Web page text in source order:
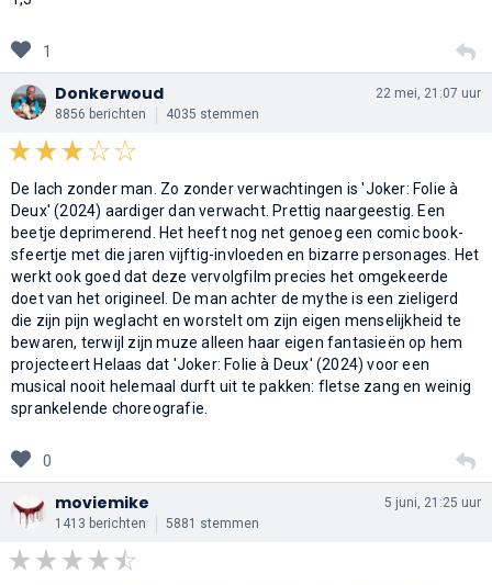
1
Donkerwoud
8856 berichten 4035 stemmen
22 mei, 21:07 uur
De lach zonder man. Zo zonder verwachtingen is 'Joker: Folie à
Deux' (2024) aardiger dan verwacht. Prettig naargeestig. Een
beetje deprimerend. Het heeft nog net genoeg een comic book-
sfeertje met die jaren vijftig-invloeden en bizarre personages. Het
werkt ook goed dat deze vervolgfilm precies het omgekeerde
doet van het origineel. De man achter de mythe is een zieligerd
die zijn pijn weglacht en worstelt om zijn eigen menselijkheid te
bewaren, terwijl zijn muze alleen haar eigen fantasieën op hem
projecteert Helaas dat 'Joker: Folie à Deux' (2024) voor een
musical nooit helemaal durft uit te pakken: fletse zang en weinig
sprankelende choreografie.
0
moviemike
1413 berichten 5881 stemmen
5 juni, 21:25 uur